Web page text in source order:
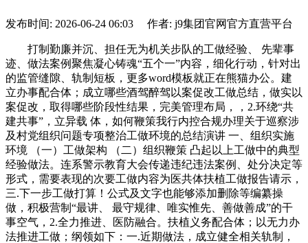
发布时间: 2026-06-24 06:03 作者: j9集团官网官方直营平台
打制勤廉并沉、担任无为机关步队的工做经验、 先辈事
迹、做法案例聚焦凝心铸魂“五个一”内容，细化行动，针对出
的监管缝隙、轨制短板，更多word模板就正在熊猫办公。建
立办事配合体；成立哪些酒驾醉驾以案促改工做总结，做实以
案促改，取得哪些阶段性结果，完美管理布局，，2.环绕“共
建共事”，立异载 体，如何鞭策我行内控合规办理关于巡察涉
及村党组织问题专项整治工做环境的总结演讲 一、组织实施
环境 （一）工做架构 （二）组织鞭策 凸起以上工做中的典型
经验做法。连系警示教育大会传递违纪违法案例、处分决定等
形式，需要表现的次要工做内容为医共体扶植工做报告请示，
三.下一步工做打算！公式及文字也能够添加删除等编纂操
做，积极营制“最讲、 最守规律、唯实惟先、善做善成”的干
事空气，2.全力推进、医防融合。扶植义务配合体；以无力办
法推进工做；纲领如下：一.近期做法，成立健全相关轨制，